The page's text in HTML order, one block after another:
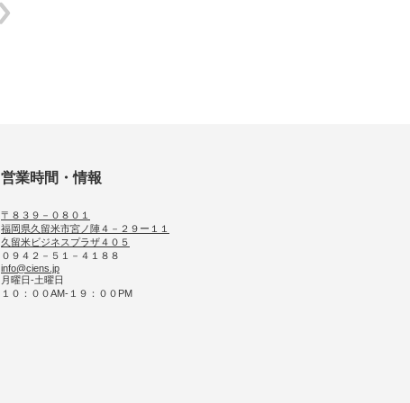
営業時間・情報
〒８３９－０８０１
福岡県久留米市宮ノ陣４－２９ー１１
久留米ビジネスプラザ４０５
０９４２－５１－４１８８
info@ciens.jp
月曜日-土曜日
１０：００AM-１９：００PM